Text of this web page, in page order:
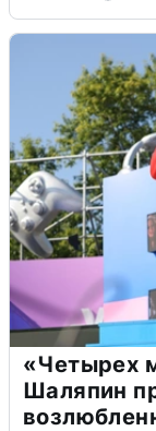
«Четырех
Шаляпин